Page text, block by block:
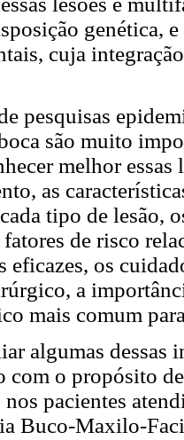
genética,
cuja
pesquisas
são muito
melhor essas
as
tipo de lesão,
de risco
eficazes, os
a
mais comum
algumas dessas
com o propósito
pacientes
Buco-Maxilo-